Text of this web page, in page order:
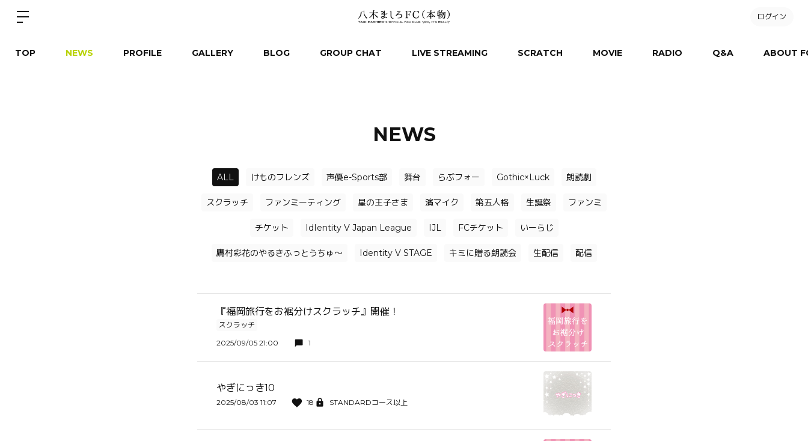
ログイン
TOP NEWS PROFILE GALLERY BLOG GROUP CHAT LIVE STREAMING SCRATCH MOVIE RADIO Q&A ABOUT
NEWS
ALL けものフレンズ 声優e-Sports部 舞台 らぶフォー Gothic×Luck 朗読劇
スクラッチ ファンミーティング 星の王子さま 濱マイク 第五人格 生誕祭 ファンミ
チケット IdIentity V Japan League IJL FCチケット いーらじ
鷹村彩花のやるきふっとうちゅ〜 Identity V STAGE キミに贈る朗読会 生配信 配信
『福岡旅行をお裾分けスクラッチ』開催！
スクラッチ
2025/09/05 21:00
1
やぎにっき10
2025/08/03 11:07 18 STANDARDコース以上